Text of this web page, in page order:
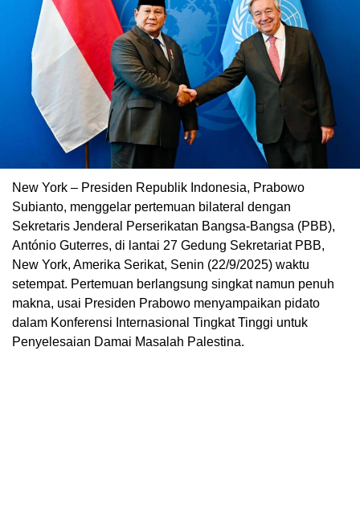
New York – Presiden Republik Indonesia, Prabowo
Subianto, menggelar pertemuan bilateral dengan
Sekretaris Jenderal Perserikatan Bangsa-Bangsa (PBB),
António Guterres, di lantai 27 Gedung Sekretariat PBB,
New York, Amerika Serikat, Senin (22/9/2025) waktu
setempat. Pertemuan berlangsung singkat namun penuh
makna, usai Presiden Prabowo menyampaikan pidato
dalam Konferensi Internasional Tingkat Tinggi untuk
Penyelesaian Damai Masalah Palestina.